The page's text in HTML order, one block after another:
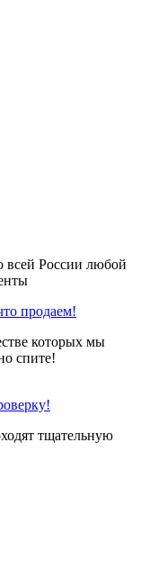
всей России любой
продаем!
которых мы
спите!
тщательную